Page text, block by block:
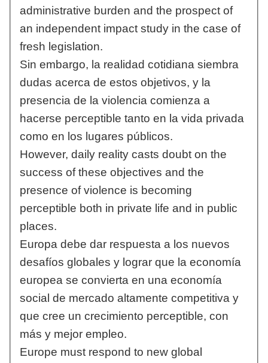
administrative burden and the prospect of
an independent impact study in the case of
fresh legislation.
Sin embargo, la realidad cotidiana siembra
dudas acerca de estos objetivos, y la
presencia de la violencia comienza a
hacerse perceptible tanto en la vida privada
como en los lugares públicos.
However, daily reality casts doubt on the
success of these objectives and the
presence of violence is becoming
perceptible both in private life and in public
places.
Europa debe dar respuesta a los nuevos
desafíos globales y lograr que la economía
europea se convierta en una economía
social de mercado altamente competitiva y
que cree un crecimiento perceptible, con
más y mejor empleo.
Europe must respond to new global